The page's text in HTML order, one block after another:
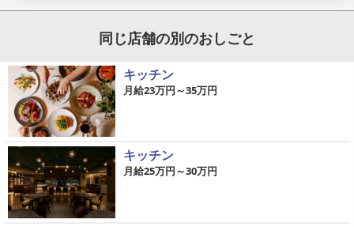
同じ店舗の別のおしごと
キッチン
月給23万円～35万円
キッチン
月給25万円～30万円